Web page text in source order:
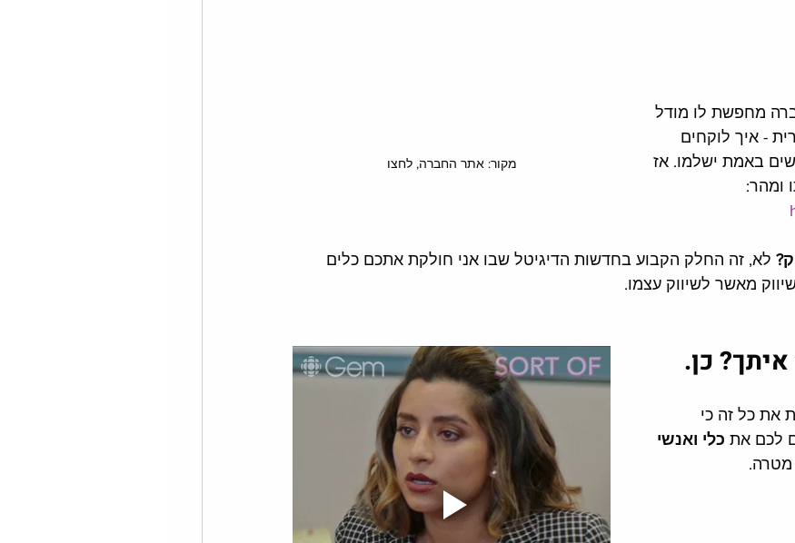
מקור: אתר החברה, לחצו
מחפשת לו מודל
- איך לוקחים
באמת ישלמו. אז
ומהר:
לא, זה החלק הקבוע בחדשות הדיגיטל שבו אני חולקת אתכם כלים
מאשר לשיווק עצמו.
כן.
את כל זה כי
לכם את כלי ואנשי
מטרה.